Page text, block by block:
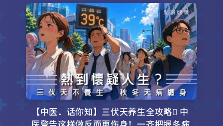
【中医．话你知】三伏天养生全攻略 中